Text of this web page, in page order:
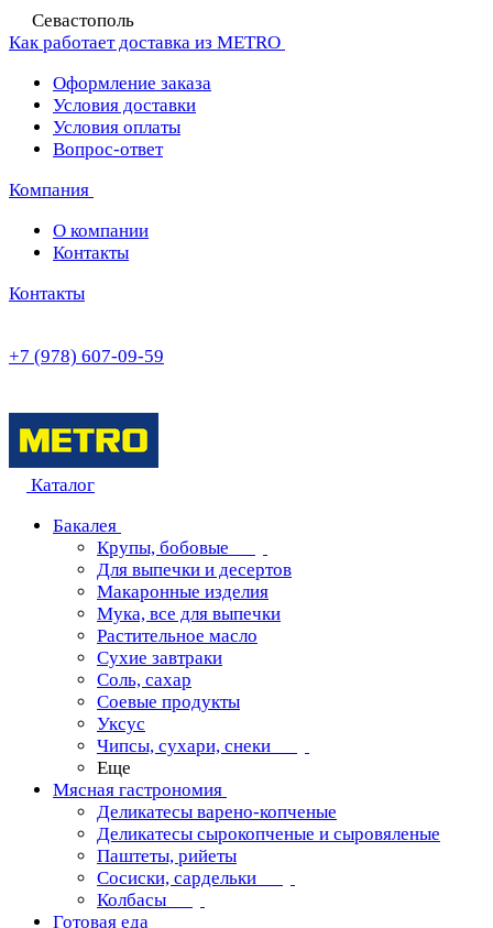
Севастополь
Как работает доставка из METRO
Оформление заказа
Условия доставки
Условия оплаты
Вопрос-ответ
Компания
О компании
Контакты
Контакты
+7 (978) 607-09-59
Каталог
Бакалея
Крупы, бобовые
Для выпечки и десертов
Макаронные изделия
Мука, все для выпечки
Растительное масло
Сухие завтраки
Соль, сахар
Соевые продукты
Уксус
Чипсы, сухари, снеки
Еще
Мясная гастрономия
Деликатесы варено-копченые
Деликатесы сырокопченые и сыровяленые
Паштеты, рийеты
Сосиски, сардельки
Колбасы
Готовая еда